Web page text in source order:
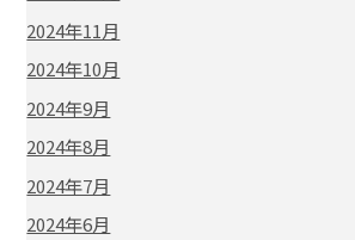
2024年11月
2024年10月
2024年9月
2024年8月
2024年7月
2024年6月